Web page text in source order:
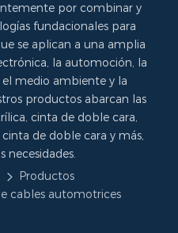
por combinar y
fundacionales para
se aplican a una amplia
la automoción, la
el medio ambiente y la
productos abarcan las
cinta de doble cara,
de doble cara y más,
necesidades.
Productos
cables automotrices